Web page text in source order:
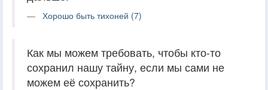
Хорошо быть тихоней (7)
Как мы можем требовать, чтобы кто-то
сохранил нашу тайну, если мы сами не
можем её сохранить?